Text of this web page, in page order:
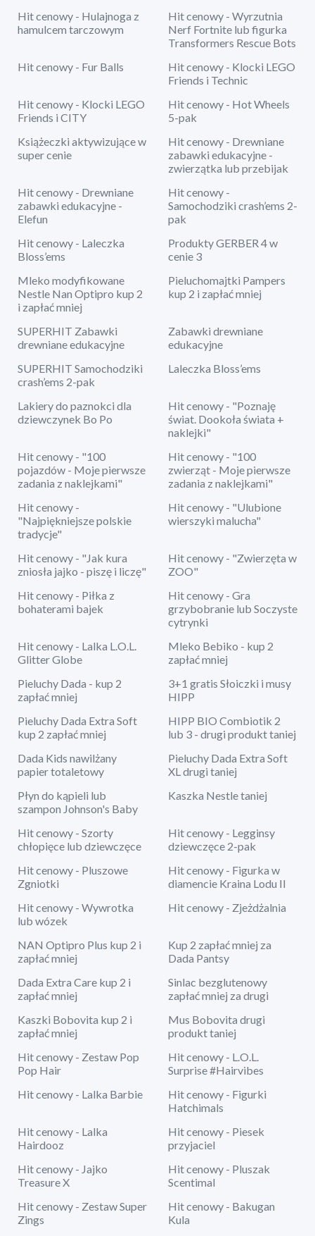
Hit cenowy - Hulajnoga z
hamulcem tarczowym
Hit cenowy - Wyrzutnia
Nerf Fortnite lub figurka
Transformers Rescue Bots
Hit cenowy - Fur Balls
Hit cenowy - Klocki LEGO
Friends i Technic
Hit cenowy - Klocki LEGO
Friends i CITY
Hit cenowy - Hot Wheels
5-pak
Książeczki aktywizujące w
super cenie
Hit cenowy - Drewniane
zabawki edukacyjne -
zwierzątka lub przebijak
Hit cenowy - Drewniane
zabawki edukacyjne -
Elefun
Hit cenowy -
Samochodziki crash’ems 2-
pak
Hit cenowy - Laleczka
Bloss’ems
Produkty GERBER 4 w
cenie 3
Mleko modyfikowane
Nestle Nan Optipro kup 2
i zapłać mniej
Pieluchomajtki Pampers
kup 2 i zapłać mniej
SUPERHIT Zabawki
drewniane edukacyjne
Zabawki drewniane
edukacyjne
SUPERHIT Samochodziki
crash’ems 2-pak
Laleczka Bloss’ems
Lakiery do paznokci dla
dziewczynek Bo Po
Hit cenowy - "Poznaję
świat. Dookoła świata +
naklejki"
Hit cenowy - "100
pojazdów - Moje pierwsze
zadania z naklejkami"
Hit cenowy - "100
zwierząt - Moje pierwsze
zadania z naklejkami"
Hit cenowy -
"Najpiękniejsze polskie
tradycje"
Hit cenowy - "Ulubione
wierszyki malucha"
Hit cenowy - "Jak kura
zniosła jajko - piszę i liczę"
Hit cenowy - "Zwierzęta w
ZOO"
Hit cenowy - Piłka z
bohaterami bajek
Hit cenowy - Gra
grzybobranie lub Soczyste
cytrynki
Hit cenowy - Lalka L.O.L.
Glitter Globe
Mleko Bebiko - kup 2
zapłać mniej
Pieluchy Dada - kup 2
zapłać mniej
3+1 gratis Słoiczki i musy
HIPP
Pieluchy Dada Extra Soft
kup 2 zapłać mniej
HIPP BIO Combiotik 2
lub 3 - drugi produkt taniej
Dada Kids nawilżany
papier totaletowy
Pieluchy Dada Extra Soft
XL drugi taniej
Płyn do kąpieli lub
szampon Johnson's Baby
Kaszka Nestle taniej
Hit cenowy - Szorty
chłopięce lub dziewczęce
Hit cenowy - Legginsy
dziewczęce 2-pak
Hit cenowy - Pluszowe
Zgniotki
Hit cenowy - Figurka w
diamencie Kraina Lodu II
Hit cenowy - Wywrotka
lub wózek
Hit cenowy - Zjeżdżalnia
NAN Optipro Plus kup 2 i
zapłać mniej
Kup 2 zapłać mniej za
Dada Pantsy
Dada Extra Care kup 2 i
zapłać mniej
Sinlac bezglutenowy
zapłać mniej za drugi
Kaszki Bobovita kup 2 i
zapłać mniej
Mus Bobovita drugi
produkt taniej
Hit cenowy - Zestaw Pop
Pop Hair
Hit cenowy - L.O.L.
Surprise #Hairvibes
Hit cenowy - Lalka Barbie
Hit cenowy - Figurki
Hatchimals
Hit cenowy - Lalka
Hairdooz
Hit cenowy - Piesek
przyjaciel
Hit cenowy - Jajko
Treasure X
Hit cenowy - Pluszak
Scentimal
Hit cenowy - Zestaw Super
Zings
Hit cenowy - Bakugan
Kula